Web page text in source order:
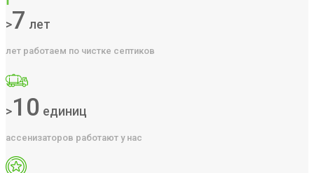
>7 лет
лет работаем по чистке септиков
>10 единиц
ассенизаторов работают у нас